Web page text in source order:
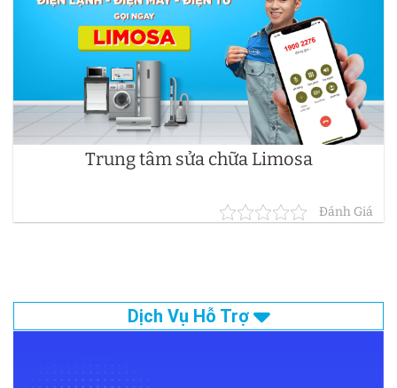
Trung tâm sửa chữa Limosa
Đánh Giá
Dịch Vụ Hỗ Trợ